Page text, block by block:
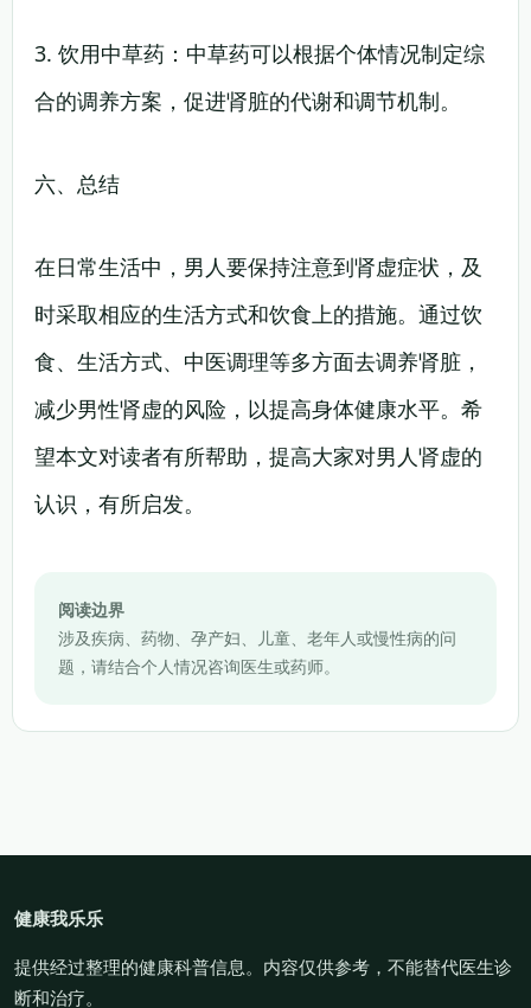
3. 饮用中草药：中草药可以根据个体情况制定综
合的调养方案，促进肾脏的代谢和调节机制。
六、总结
在日常生活中，男人要保持注意到肾虚症状，及
时采取相应的生活方式和饮食上的措施。通过饮
食、生活方式、中医调理等多方面去调养肾脏，
减少男性肾虚的风险，以提高身体健康水平。希
望本文对读者有所帮助，提高大家对男人肾虚的
认识，有所启发。
阅读边界
涉及疾病、药物、孕产妇、儿童、老年人或慢性病的问
题，请结合个人情况咨询医生或药师。
健康我乐乐
提供经过整理的健康科普信息。内容仅供参考，不能替代医生诊
断和治疗。